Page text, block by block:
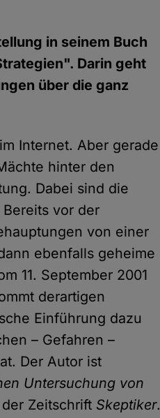
in seinem Buch
Darin geht
über die ganz
Internet. Aber gerade
hinter den
Dabei sind die
vor der
von einer
ebenfalls geheime
11. September 2001
derartigen
Einführung dazu
– Gefahren –
Der Autor ist
Untersuchung von
Zeitschrift Skeptiker.